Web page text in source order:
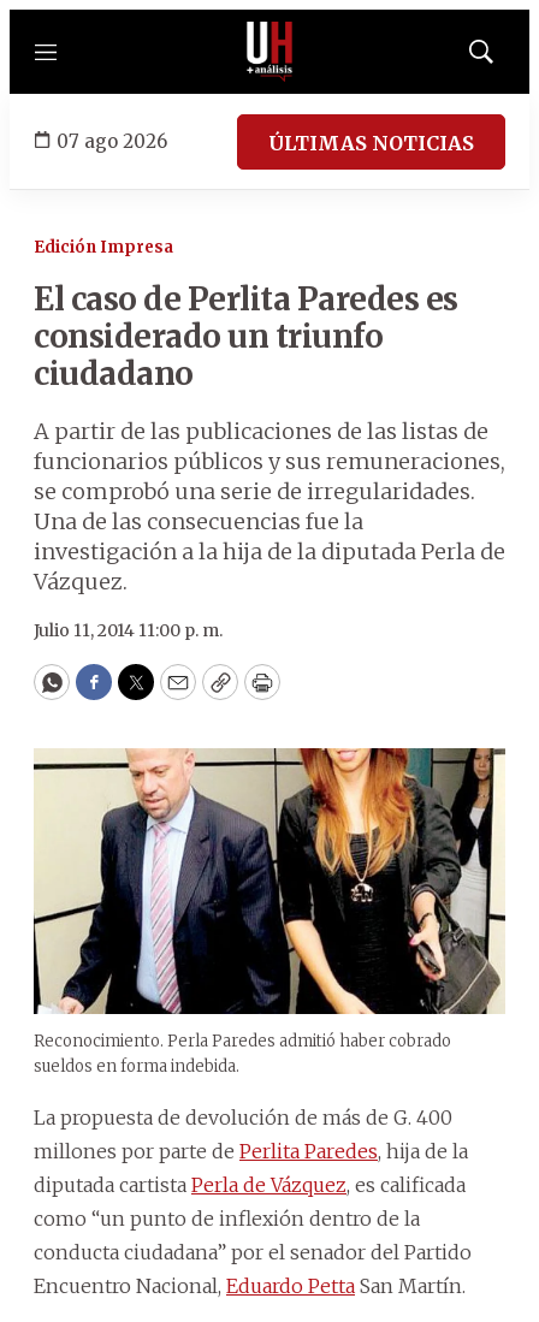
Menú
Mostrar
07 ago 2026 ÚLTIMAS NOTICIAS
Edición Impresa
El caso de Perlita Paredes es
considerado un triunfo
ciudadano
A partir de las publicaciones de las listas de
funcionarios públicos y sus remuneraciones,
se comprobó una serie de irregularidades.
Una de las consecuencias fue la
investigación a la hija de la diputada Perla de
Vázquez.
Julio 11, 2014 11:00 p. m.
WhatsApp
Facebook
Twitter
EmailCopyPrint
Reconocimiento. Perla Paredes admitió haber cobrado
sueldos en forma indebida.
La propuesta de devolución de más de G. 400
millones por parte de Perlita Paredes, hija de la
diputada cartista Perla de Vázquez, es calificada
como “un punto de inflexión dentro de la
conducta ciudadana” por el senador del Partido
Encuentro Nacional, Eduardo Petta San Martín.